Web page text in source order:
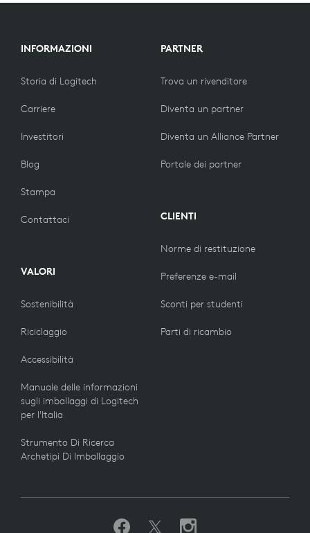
INFORMAZIONI
Storia di Logitech
Carriere
Investitori
Blog
Stampa
Contattaci
VALORI
Sostenibilità
Riciclaggio
Accessibilità
Manuale delle informazioni
sugli imballaggi di Logitech
per l'Italia
Strumento Di Ricerca
Archetipi Di Imballaggio
PARTNER
Trova un rivenditore
Diventa un partner
Diventa un Alliance Partner
Portale dei partner
CLIENTI
Norme di restituzione
Preferenze e-mail
Sconti per studenti
Parti di ricambio